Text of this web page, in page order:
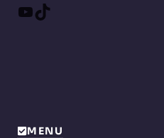
YouTube
TikTok
MENU